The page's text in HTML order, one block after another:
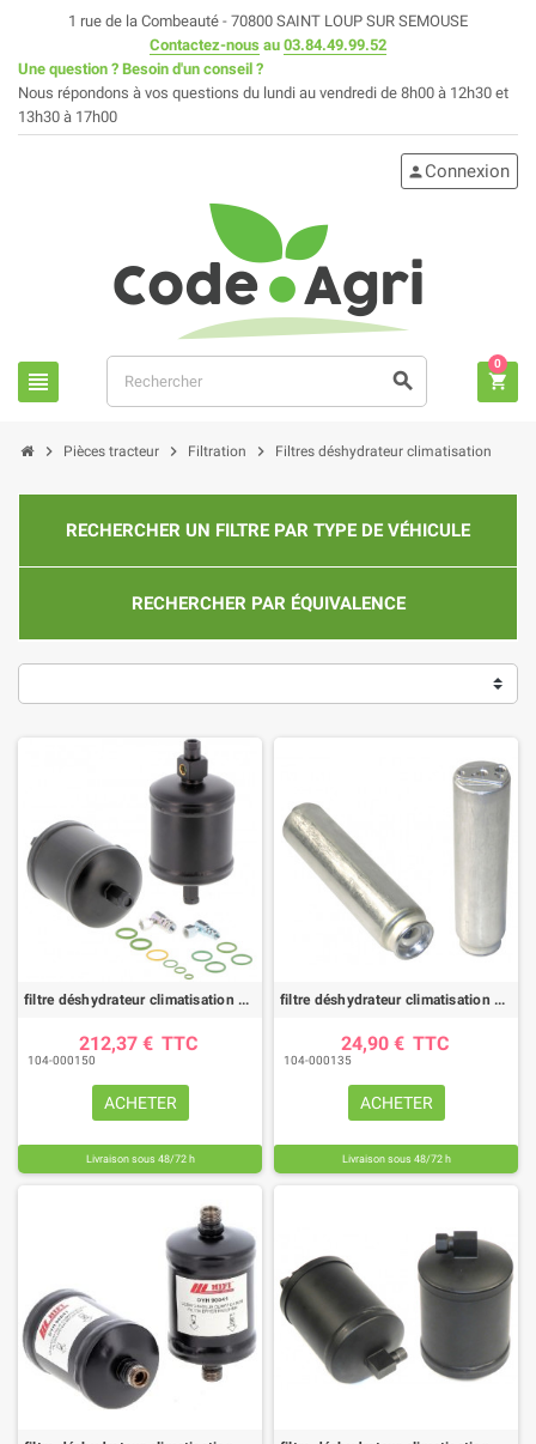
1 rue de la Combeauté - 70800 SAINT LOUP SUR SEMOUSE
Contactez-nous au 03.84.49.99.52
Une question ? Besoin d'un conseil ?
Nous répondons à vos questions du lundi au vendredi de 8h00 à 12h30 et
13h30 à 17h00
view_headline search
person Connexion
shopping_cart
0
chevron_right Pièces tracteur chevron_right Filtration chevron_right Filtres déshydrateur climatisation
RECHERCHER UN FILTRE PAR TYPE DE VÉHICULE
RECHERCHER PAR ÉQUIVALENCE
filtre déshydrateur climatisation DYH90030 |HIFI FILTER
212,37 € TTC
104-000150
ACHETER
Livraison sous 48/72 h
filtre déshydrateur climatisation DYH90010 |HIFI FILTER
24,90 € TTC
104-000135
ACHETER
Livraison sous 48/72 h